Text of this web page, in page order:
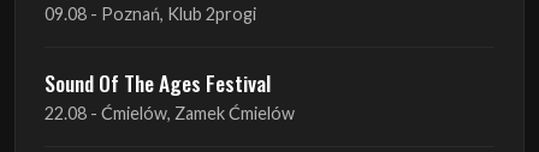
09.08 - Poznań, Klub 2progi
Sound Of The Ages Festival
22.08 - Ćmielów, Zamek Ćmielów